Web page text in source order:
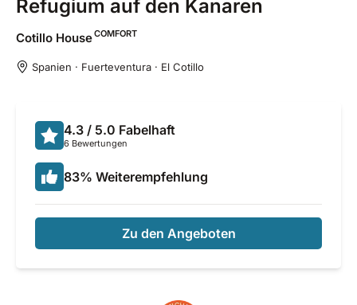
Refugium auf den Kanaren
Cotillo HouseCOMFORT
Spanien · Fuerteventura · El Cotillo
4.3 / 5.0 Fabelhaft
6 Bewertungen
83% Weiterempfehlung
Zu den Angeboten